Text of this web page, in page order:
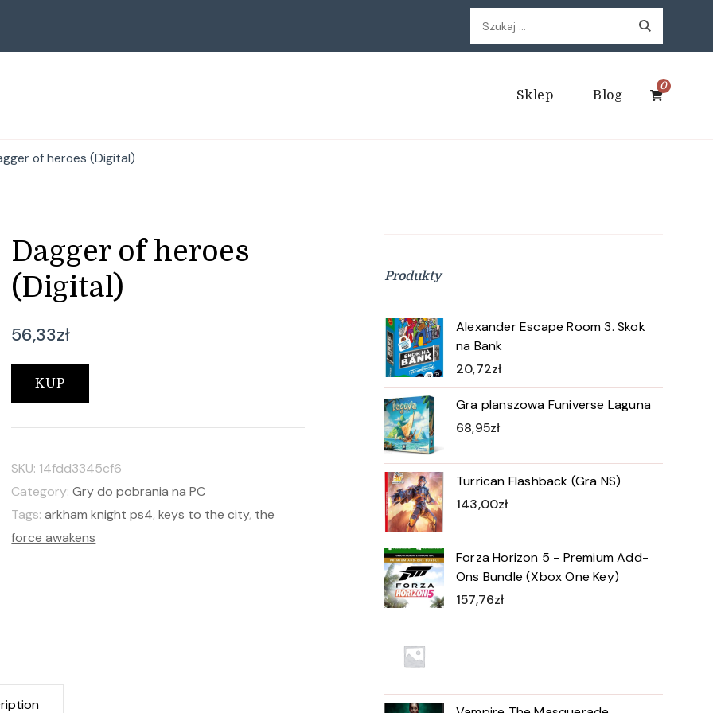
Szukaj:
Sklep Blog
0
of heroes (Digital)
Dagger of heroes
(Digital)
56,33zł
KUP
SKU: 14fdd3345cf6
Category:Gry do pobrania na PC
Tags:arkham knight ps4,keys to the city, the
force awakens
Produkty
Alexander Escape Room 3. Skok
na Bank
20,72zł
Gra planszowa Funiverse Laguna
68,95zł
Turrican Flashback (Gra NS)
143,00zł
Forza Horizon 5 - Premium Add-
Ons Bundle (Xbox One Key)
157,76zł